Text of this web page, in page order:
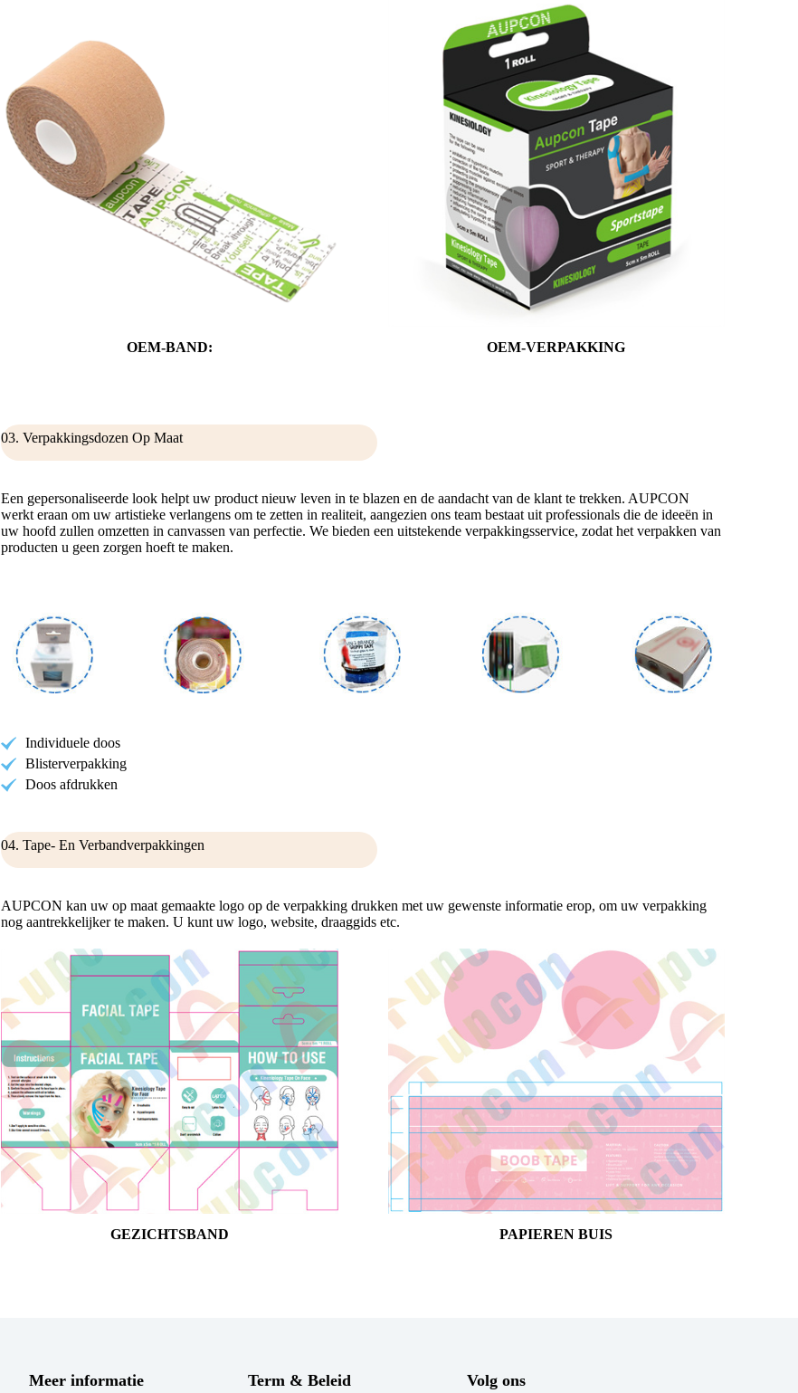
OEM-BAND: OEM-VERPAKKING
03. Verpakkingsdozen Op Maat
Een gepersonaliseerde look helpt uw product nieuw leven in te blazen en de aandacht van de klant te trekken. AUPCON
werkt eraan om uw artistieke verlangens om te zetten in realiteit, aangezien ons team bestaat uit professionals die de ideeën in
uw hoofd zullen omzetten in canvassen van perfectie. We bieden een uitstekende verpakkingsservice, zodat het verpakken van
producten u geen zorgen hoeft te maken.
Individuele doos
Blisterverpakking
Doos afdrukken
04. Tape- En Verbandverpakkingen
AUPCON kan uw op maat gemaakte logo op de verpakking drukken met uw gewenste informatie erop, om uw verpakking
nog aantrekkelijker te maken. U kunt uw logo, website, draaggids etc.
GEZICHTSBAND PAPIEREN BUIS
Meer informatie Term & Beleid Volg ons